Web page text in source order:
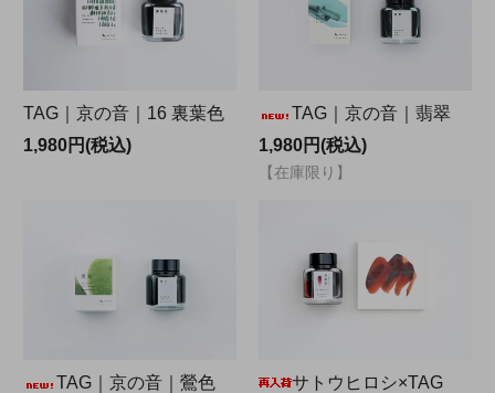
TAG｜京の音｜16 裏葉色
1,980円(税込)
TAG｜京の音｜翡翠
1,980円(税込)
【在庫限り】
TAG｜京の音｜鶯色
サトウヒロシ×TAG